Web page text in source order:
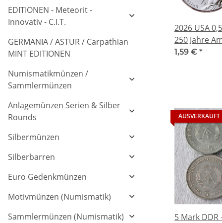
2026 USA
250 Jahre
1,59 € *
AUSVERKAUFT
5 Mark DDR
EDITIONEN - Meteorit -
Innovativ - C.I.T.
GERMANIA / ASTUR / Carpathian
MINT EDITIONEN
Numismatikmünzen /
Sammlermünzen
Anlagemünzen Serien & Silber
Rounds
Silbermünzen
Silberbarren
Euro Gedenkmünzen
Motivmünzen (Numismatik)
Sammlermünzen (Numismatik)